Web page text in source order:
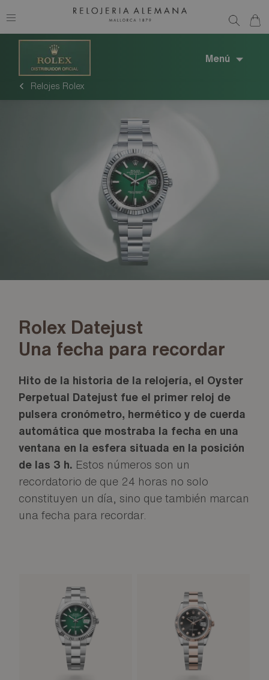
Menú
Relojes Rolex
Rolex Datejust
Una fecha para recordar
Hito de la historia de la relojería, el Oyster
Perpetual Datejust fue el primer reloj de
pulsera cronómetro, hermético y de cuerda
automática que mostraba la fecha en una
ventana en la esfera situada en la posición
de las 3 h. Estos números son un
recordatorio de que 24 horas no solo
constituyen un día, sino que también marcan
una fecha para recordar.